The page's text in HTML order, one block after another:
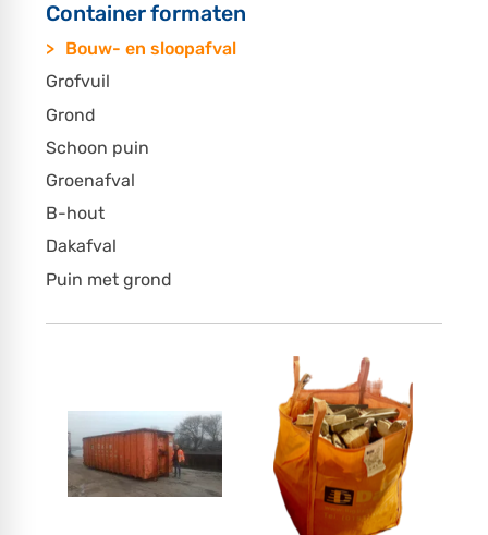
Container formaten
Bouw- en sloopafval
Grofvuil
Grond
Schoon puin
Groenafval
B-hout
Dakafval
Puin met grond